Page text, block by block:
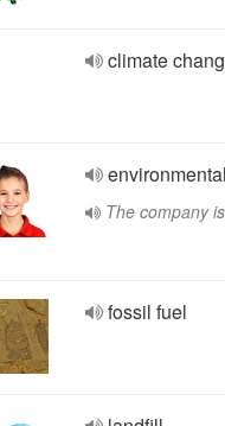
climate
The company
fossil fuel